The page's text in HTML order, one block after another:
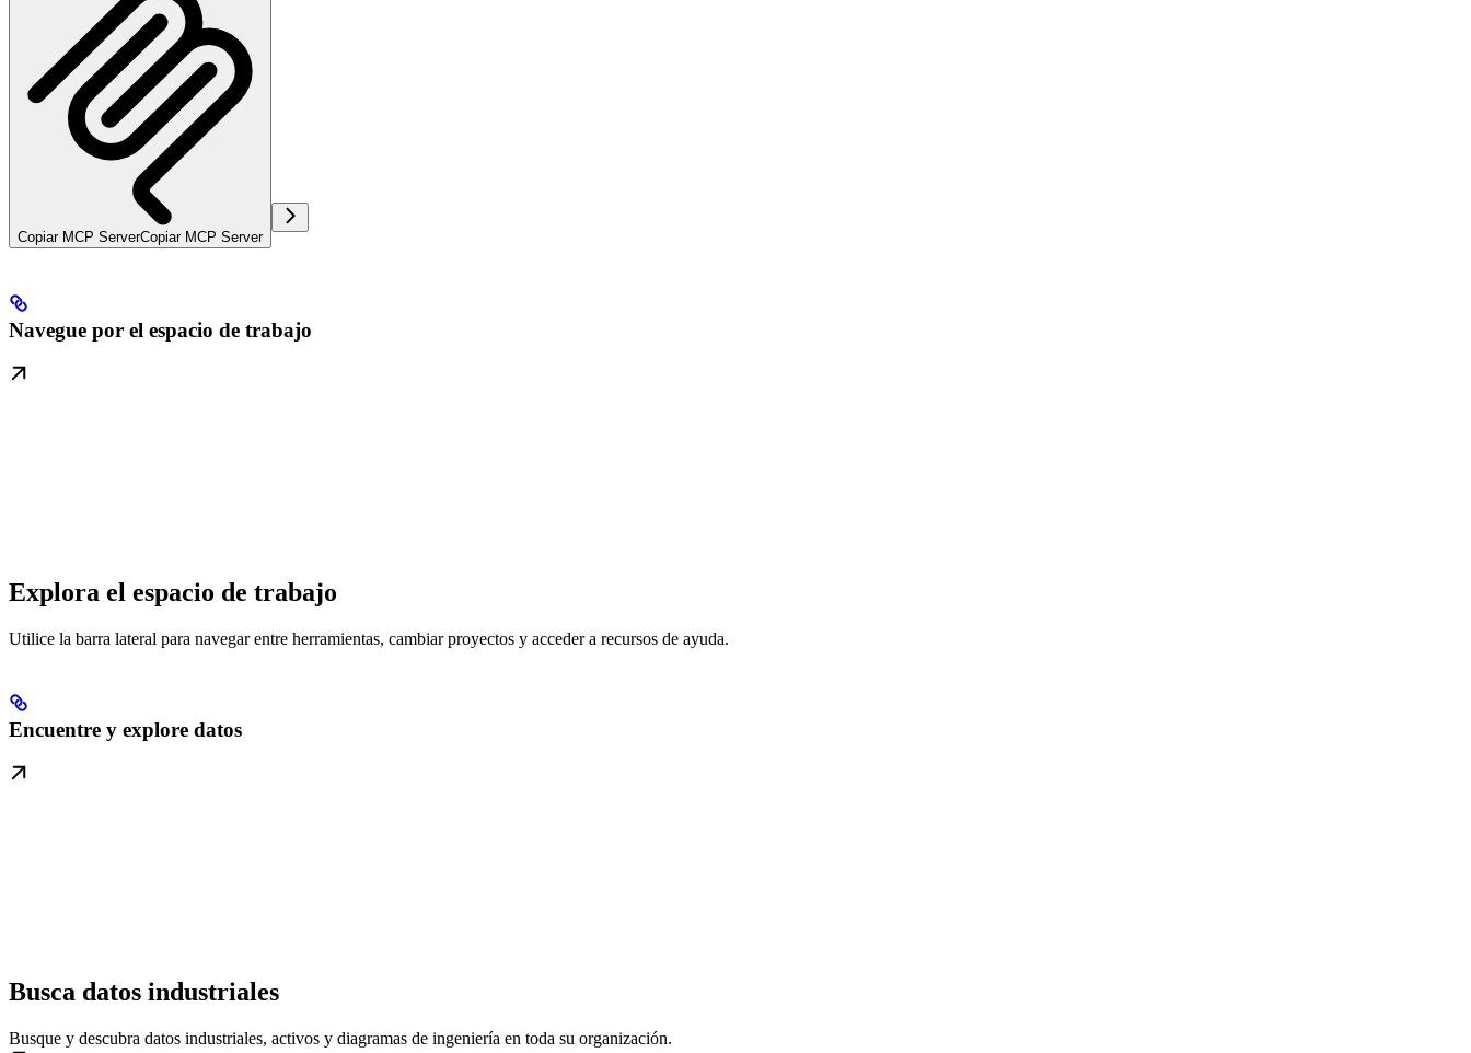
Copiar MCP ServerCopiar MCP Server
Navegue por el espacio de trabajo
Explora el espacio de trabajo
Utilice la barra lateral para navegar entre herramientas, cambiar proyectos y acceder a recursos de ayuda.
Encuentre y explore datos
Busca datos industriales
Busque y descubra datos industriales, activos y diagramas de ingeniería en toda su organización.